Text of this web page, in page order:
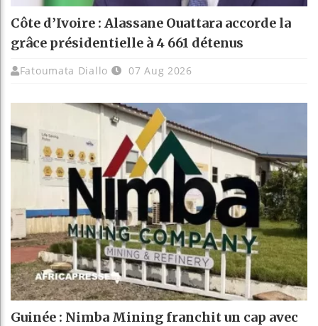
Côte d’Ivoire : Alassane Ouattara accorde la
grâce présidentielle à 4 661 détenus
Fatoumata Diallo 07 Aug 2026
Guinée : Nimba Mining franchit un cap avec